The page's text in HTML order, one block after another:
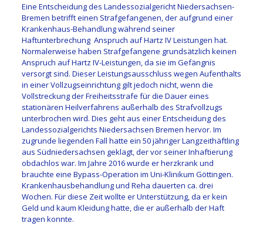
Eine Entscheidung des Landessozialgericht Niedersachsen-
Bremen betrifft einen Strafgefangenen, der aufgrund einer
Krankenhaus-Behandlung während seiner
Haftunterbrechung Anspruch auf Hartz IV Leistungen hat.
Normalerweise haben Strafgefangene grundsätzlich keinen
Anspruch auf Hartz IV-Leistungen, da sie im Gefängnis
versorgt sind. Dieser Leistungsausschluss wegen Aufenthalts
in einer Vollzugseinrichtung gilt jedoch nicht, wenn die
Vollstreckung der Freiheitsstrafe für die Dauer eines
stationären Heilverfahrens außerhalb des Strafvollzugs
unterbrochen wird. Dies geht aus einer Entscheidung des
Landes­sozial­gerichts Niedersachsen Bremen hervor. Im
zugrunde liegenden Fall hatte ein 50 jähriger Langzeithäftling
aus Südniedersachsen geklagt, der vor seiner Inhaftierung
obdachlos war. Im Jahre 2016 wurde er herzkrank und
brauchte eine Bypass-Operation im Uni-Klinikum Göttingen.
Krankenhausbehandlung und Reha dauerten ca. drei
Wochen. Für diese Zeit wollte er Unterstützung, da er kein
Geld und kaum Kleidung hatte, die er außerhalb der Haft
tragen konnte.